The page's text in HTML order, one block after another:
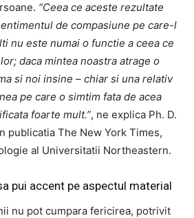
“Ceea ce aceste rezultate
de compasiune pe care-l
nu este numai o functie a ceea ce
daca mintea noastra atrage o
si noi insine – chiar si una relativ
pe care o simtim fata de acea
foarte mult.”, ne explica Ph. D.
publicatia The New York Times,
al Universitatii Northeastern.
pui accent pe aspectul material
nu pot cumpara fericirea, potrivit